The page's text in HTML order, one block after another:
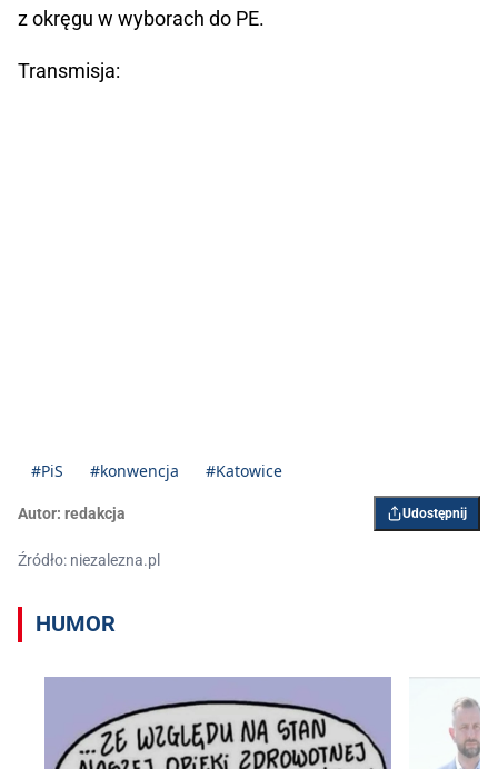
z okręgu w wyborach do PE.
Transmisja:
#PiS #konwencja #Katowice
Autor: redakcja Udostępnij
Źródło: niezalezna.pl
HUMOR